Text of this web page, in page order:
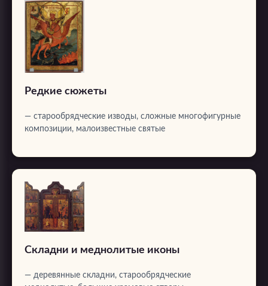
Редкие сюжеты
— старообрядческие изводы, сложные многофигурные
композиции, малоизвестные святые
Складни и меднолитые иконы
— деревянные складни, старообрядческие